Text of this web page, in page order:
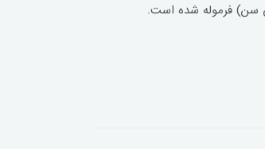
سن) فرموله شده است.